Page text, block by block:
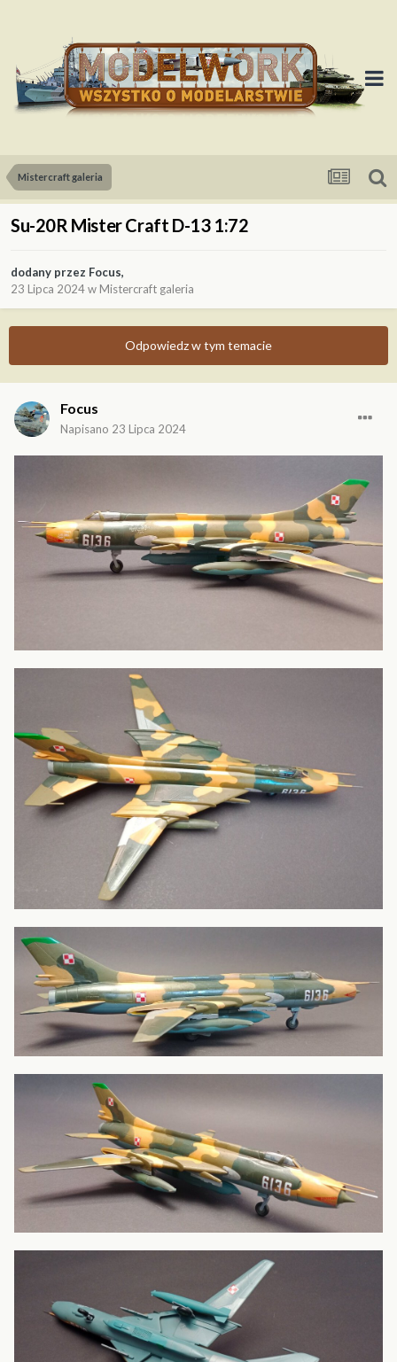
Mistercraft galeria
Su-20R Mister Craft D-13 1:72
dodany przez Focus,
23 Lipca 2024w Mistercraft galeria
Odpowiedz w tym temacie
Focus
Napisano 23 Lipca 2024